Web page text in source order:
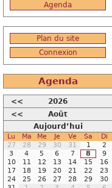
Agenda
Plan du site
Connexion
Agenda
<<
2026
<<
Août
Aujourd’hui
Lu Ma Me Je Ve Sa
Di
27
28 29 30 31 1
2
3
4 5 6 7 8
9
10
11 12 13 14 15
16
17
18 19 20 21 22
23
24
25 26 27 28 29
30